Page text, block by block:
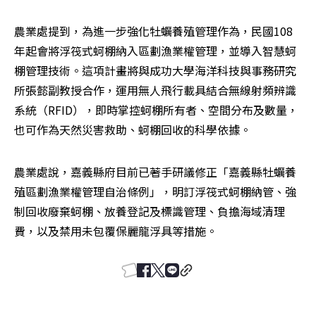
農業處提到，為進一步強化牡蠣養殖管理作為，民國108
年起會將浮筏式蚵棚納入區劃漁業權管理，並導入智慧蚵
棚管理技術。這項計畫將與成功大學海洋科技與事務研究
所張懿副教授合作，運用無人飛行載具結合無線射頻辨識
系統（RFID），即時掌控蚵棚所有者、空間分布及數量，
也可作為天然災害救助、蚵棚回收的科學依據。
農業處說，嘉義縣府目前已著手研議修正「嘉義縣牡蠣養
殖區劃漁業權管理自治條例」，明訂浮筏式蚵棚納管、強
制回收廢棄蚵棚、放養登記及標識管理、負擔海域清理
費，以及禁用未包覆保麗龍浮具等措施。